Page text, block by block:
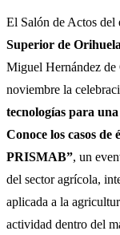
El Salón de Actos
Superior de
Miguel Hernández de
noviembre la
tecnologías para
Conoce los casos
PRISMAB”, un
del sector agrícola,
aplicada a la
actividad dentro del